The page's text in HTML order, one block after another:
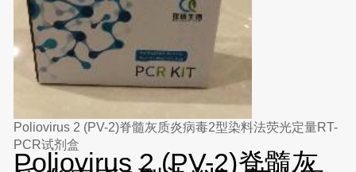
Poliovirus 2 (PV-2)脊髓灰质炎病毒2型染料法荧光定量RT-
PCR试剂盒
Poliovirus 2 (PV-2)脊髓灰